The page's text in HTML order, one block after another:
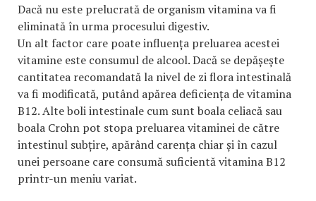
Dacă nu este prelucrată de organism vitamina va fi
eliminată în urma procesului digestiv.
Un alt factor care poate influența preluarea acestei
vitamine este consumul de alcool. Dacă se depășește
cantitatea recomandată la nivel de zi flora intestinală
va fi modificată, putând apărea deficiența de vitamina
B12. Alte boli intestinale cum sunt boala celiacă sau
boala Crohn pot stopa preluarea vitaminei de către
intestinul subțire, apărând carența chiar și în cazul
unei persoane care consumă suficientă vitamina B12
printr-un meniu variat.